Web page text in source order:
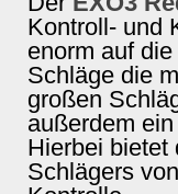
Kontroll- und
enorm auf
Schläge die
großen
außerdem
Hierbei bietet
Schlägers von